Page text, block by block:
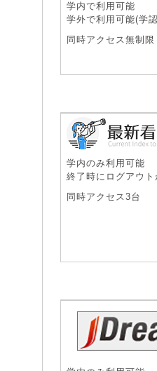
学内で利用可能
学外で利用可能(学
同時アクセス無制限
学内のみ利用可能
終了時にログアウ
同時アクセス3台